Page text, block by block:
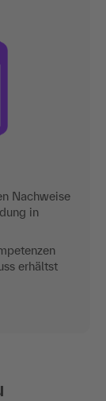
Nachweise
in
erhältst